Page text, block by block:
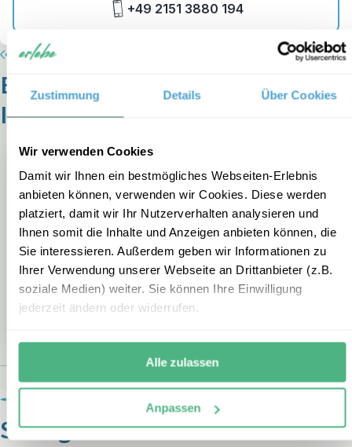
Zustimmung Details Über Cookies
Wir verwenden Cookies
Damit wir Ihnen ein bestmögliches Webseiten-Erlebnis
anbieten können, verwenden wir Cookies. Diese werden
platziert, damit wir Ihr Nutzerverhalten analysieren und
Ihnen somit die Inhalte und Anzeigen anbieten können, die
Sie interessieren. Außerdem geben wir Informationen zu
Ihrer Verwendung unserer Webseite an Drittanbieter (z.B.
soziale Medien) weiter. Sie können Ihre Einwilligung
jederzeit ändern oder widerrufen.
Alle zulassen
Anpassen
+49 2151 3880 194
Entdecken Sie unser vielfältiges
Italien-Programm
REGION
So begeistert sind unsere Gäste